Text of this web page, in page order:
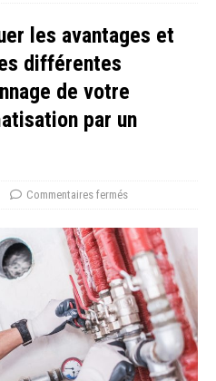
les avantages et
différentes
de votre
par un
Commentaires fermés